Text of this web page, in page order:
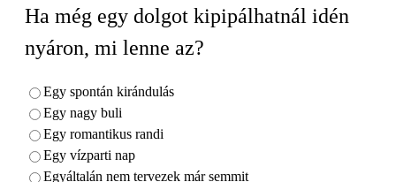
Ha még egy dolgot kipipálhatnál idén
nyáron, mi lenne az?
Egy spontán kirándulás
Egy nagy buli
Egy romantikus randi
Egy vízparti nap
Egyáltalán nem tervezek már semmit